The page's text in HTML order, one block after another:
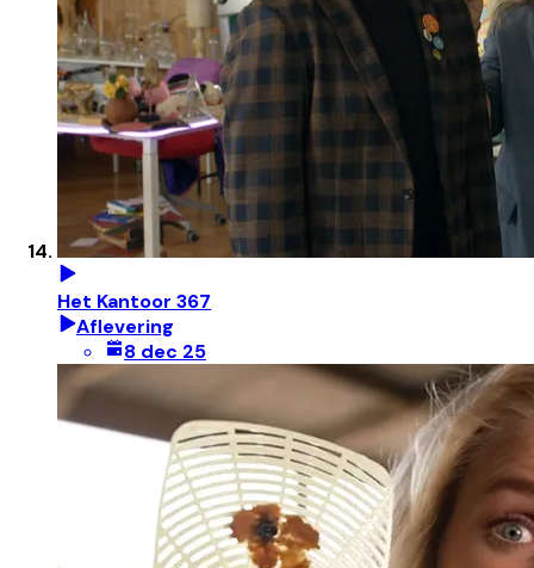
Het Kantoor 367
Aflevering
8 dec 25